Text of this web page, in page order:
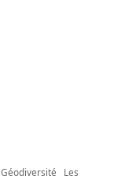
Géodiversité
Les